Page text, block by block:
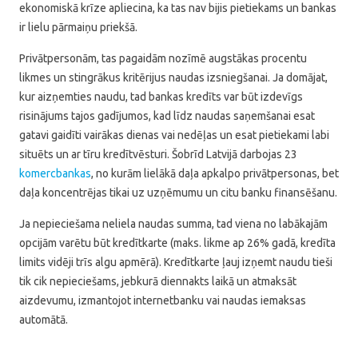
ekonomiskā krīze apliecina, ka tas nav bijis pietiekams un bankas
ir lielu pārmaiņu priekšā.
Privātpersonām, tas pagaidām nozīmē augstākas procentu
likmes un stingrākus kritērijus naudas izsniegšanai. Ja domājat,
kur aizņemties naudu, tad bankas kredīts var būt izdevīgs
risinājums tajos gadījumos, kad līdz naudas saņemšanai esat
gatavi gaidīti vairākas dienas vai nedēļas un esat pietiekami labi
situēts un ar tīru kredītvēsturi. Šobrīd Latvijā darbojas 23
komercbankas, no kurām lielākā daļa apkalpo privātpersonas, bet
daļa koncentrējas tikai uz uzņēmumu un citu banku finansēšanu.
Ja nepieciešama neliela naudas summa, tad viena no labākajām
opcijām varētu būt kredītkarte (maks. likme ap 26% gadā, kredīta
limits vidēji trīs algu apmērā). Kredītkarte ļauj izņemt naudu tieši
tik cik nepieciešams, jebkurā diennakts laikā un atmaksāt
aizdevumu, izmantojot internetbanku vai naudas iemaksas
automātā.